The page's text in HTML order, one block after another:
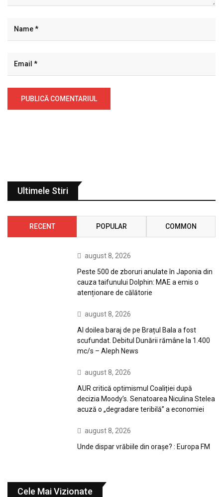
Ultimele Stiri
RECENT POPULAR COMMON
august 8, 2026
Peste 500 de zboruri anulate în Japonia din
cauza taifunului Dolphin: MAE a emis o
atenționare de călătorie
august 8, 2026
Al doilea baraj de pe Brațul Bala a fost
scufundat. Debitul Dunării rămâne la 1.400
mc/s – Aleph News
august 8, 2026
AUR critică optimismul Coaliției după
decizia Moody’s. Senatoarea Niculina Stelea
acuză o „degradare teribilă” a economiei
august 8, 2026
Unde dispar vrăbiile din orașe? : Europa FM
Cele Mai Vizionate